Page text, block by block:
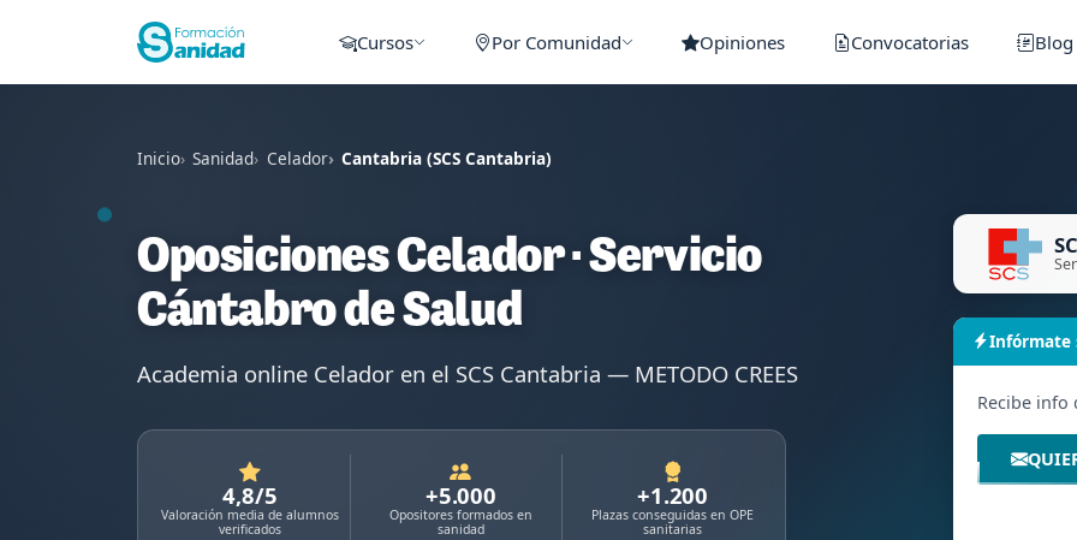
Cursos Por Comunidad Opiniones Convocatorias Blog
Inicio Sanidad Celador Cantabria (SCS Cantabria)
Oposiciones Celador · Servicio
Cántabro de Salud
Academia online Celador en el SCS Cantabria — METODO CREES
4,8/5
Valoración media de alumnos
verificados
+5.000
Opositores formados en
sanidad
+1.200
Plazas conseguidas en OPE
sanitarias
Infórmate
Recibe info